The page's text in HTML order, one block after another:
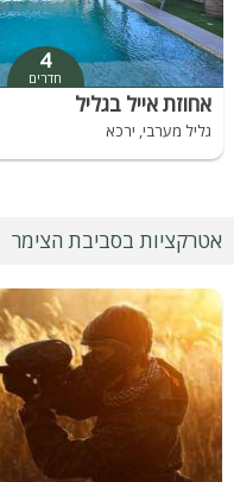
4
חדרים
אחוזת אייל בגליל
גליל מערבי, ירכא
אטרקציות בסביבת הצימר